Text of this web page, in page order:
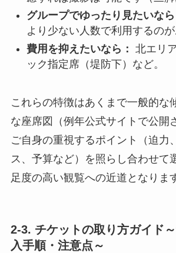
グループでゆったり見たいなら
より少ない人数で利用するのが
費用を抑えたいなら： 北エリ
ック指定席（堤防下）など。
これらの特徴はあくまで一般的な
な座席図（例年公式サイトで公開
ご自身の重視するポイント（迫力
ス、予算など）を照らし合わせて
足度の高い観覧への近道となりま
2-3. チケットの取り方ガイド
入手順・注意点～